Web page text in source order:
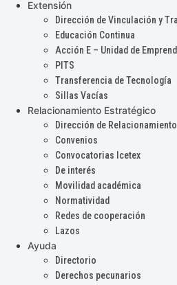
Extensión
Dirección de Vinculación y
Educación Continua
Acción E – Unidad de
PITS
Transferencia de Tecnología
Sillas Vacías
Relacionamiento Estratégico
Dirección de
Convenios
Convocatorias Icetex
De interés
Movilidad académica
Normatividad
Redes de cooperación
Lazos
Ayuda
Directorio
Derechos pecunarios